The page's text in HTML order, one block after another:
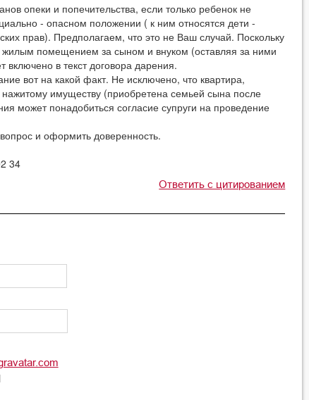
опеки и попечительства, если только ребенок не
- опасном положении ( к ним относятся дети -
прав). Предполагаем, что это не Ваш случай. Поскольку
жилым помещением за сыном и внуком (оставляя за ними
включено в текст договора дарения.
вот на какой факт. Не исключено, что квартира,
имуществу (приобретена семьей сына после
может понадобиться согласие супруги на проведение
и оформить доверенность.
34
Ответить с цитированием